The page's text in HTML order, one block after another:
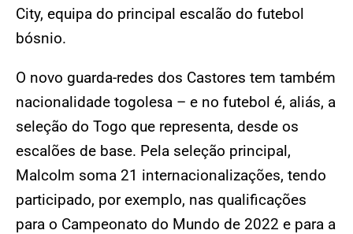
City, equipa do principal escalão do futebol
bósnio.
O novo guarda-redes dos Castores tem também
nacionalidade togolesa – e no futebol é, aliás, a
seleção do Togo que representa, desde os
escalões de base. Pela seleção principal,
Malcolm soma 21 internacionalizações, tendo
participado, por exemplo, nas qualificações
para o Campeonato do Mundo de 2022 e para a